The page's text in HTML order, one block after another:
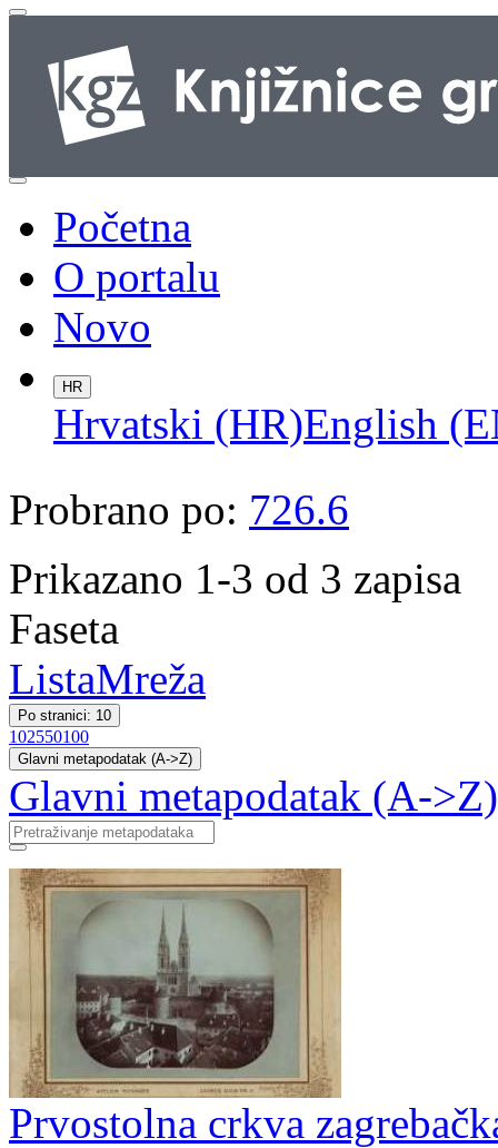
Početna
O portalu
Novo
HR
Hrvatski (HR)English
Probrano po: 726.6
Prikazano 1-3 od 3 zapisa
Faseta
ListaMreža
Po stranici: 10
102550100
Glavni metapodatak (A->Z)
Glavni metapodatak (A->Z)
Prvostolna crkva